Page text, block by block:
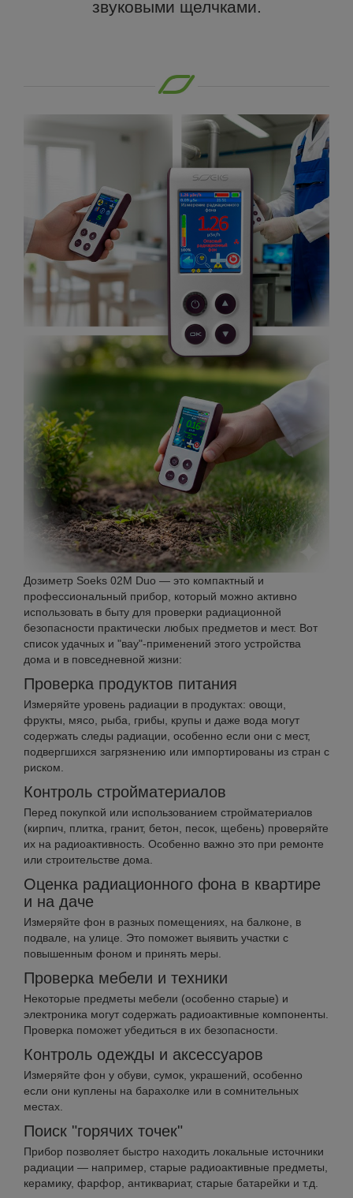
звуковыми щелчками.
Дозиметр Soeks 02M Duo — это компактный и
профессиональный прибор, который можно активно
использовать в быту для проверки радиационной
безопасности практически любых предметов и мест. Вот
список удачных и "вау"-применений этого устройства
дома и в повседневной жизни:
Проверка продуктов питания
Измеряйте уровень радиации в продуктах: овощи,
фрукты, мясо, рыба, грибы, крупы и даже вода могут
содержать следы радиации, особенно если они с мест,
подвергшихся загрязнению или импортированы из стран с
риском.
Контроль стройматериалов
Перед покупкой или использованием стройматериалов
(кирпич, плитка, гранит, бетон, песок, щебень) проверяйте
их на радиоактивность. Особенно важно это при ремонте
или строительстве дома.
Оценка радиационного фона в квартире
и на даче
Измеряйте фон в разных помещениях, на балконе, в
подвале, на улице. Это поможет выявить участки с
повышенным фоном и принять меры.
Проверка мебели и техники
Некоторые предметы мебели (особенно старые) и
электроника могут содержать радиоактивные компоненты.
Проверка поможет убедиться в их безопасности.
Контроль одежды и аксессуаров
Измеряйте фон у обуви, сумок, украшений, особенно
если они куплены на барахолке или в сомнительных
местах.
Поиск "горячих точек"
Прибор позволяет быстро находить локальные источники
радиации — например, старые радиоактивные предметы,
керамику, фарфор, антиквариат, старые батарейки и т.д.